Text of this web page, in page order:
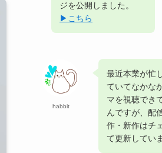
ジを公開しました。
▶︎こちら
habbit
最近本業が忙
ていてなかな
マを視聴でき
んですが、配
作・新作はチ
て更新してい